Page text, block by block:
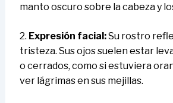
manto oscuro sobre la cabeza y
2. Expresión facial:Su rostro
tristeza. Sus ojos suelen estar
o cerrados, como si estuviera
ver lágrimas en sus mejillas.